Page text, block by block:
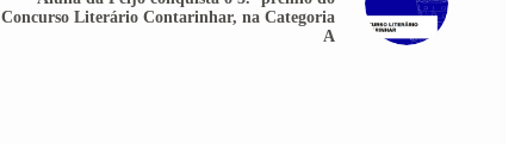
Concurso Literário Contarinhar, na Categoria
A